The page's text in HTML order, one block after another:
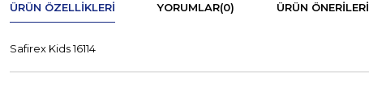
ÜRÜN ÖZELLIKLERI YORUMLAR(0) ÜRÜN ÖNERILERI
Safirex Kids 16114